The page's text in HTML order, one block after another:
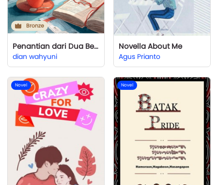
Bronze
Penantian dari Dua Benua
dian wahyuni
Novella About Me
Agus Prianto
Novel Novel